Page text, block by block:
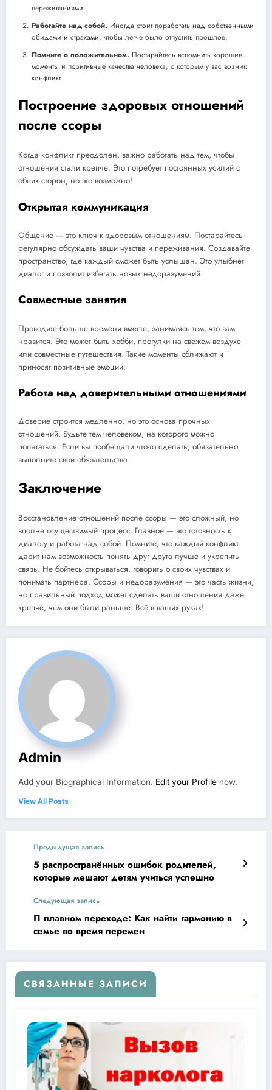
переживаниями.
Работайте над собой. Иногда стоит поработать над собственными
обидами и страхами, чтобы легче было отпустить прошлое.
Помните о положительном. Постарайтесь вспомнить хорошие
моменты и позитивные качества человека, с которым у вас возник
конфликт.
Построение здоровых отношений
после ссоры
Когда конфликт преодолен, важно работать над тем, чтобы
отношения стали крепче. Это потребует постоянных усилий с
обеих сторон, но это возможно!
Открытая коммуникация
Общение — это ключ к здоровым отношениям. Постарайтесь
регулярно обсуждать ваши чувства и переживания. Создавайте
пространство, где каждый сможет быть услышан. Это улыбнет
диалог и позволит избегать новых недоразумений.
Совместные занятия
Проводите больше времени вместе, занимаясь тем, что вам
нравится. Это может быть хобби, прогулки на свежем воздухе
или совместные путешествия. Такие моменты сближают и
приносят позитивные эмоции.
Работа над доверительными отношениями
Доверие строится медленно, но это основа прочных
отношений. Будьте тем человеком, на которого можно
полагаться. Если вы пообещали что-то сделать, обязательно
выполните свои обязательства.
Заключение
Восстановление отношений после ссоры — это сложный, но
вполне осуществимый процесс. Главное — это готовность к
диалогу и работа над собой. Помните, что каждый конфликт
дарит нам возможность понять друг друга лучше и укрепить
связь. Не бойтесь открываться, говорить о своих чувствах и
понимать партнера. Ссоры и недоразумения — это часть жизни,
но правильный подход может сделать ваши отношения даже
крепче, чем они были раньше. Всё в ваших руках!
Admin
Add your Biographical Information. Edit your Profile now.
View All Posts
Предыдущая запись
5 распространённых ошибок родителей,
которые мешают детям учиться успешно
Следующая запись
П плавном переходе: Как найти гармонию в
семье во время перемен
СВЯЗАННЫЕ ЗАПИСИ